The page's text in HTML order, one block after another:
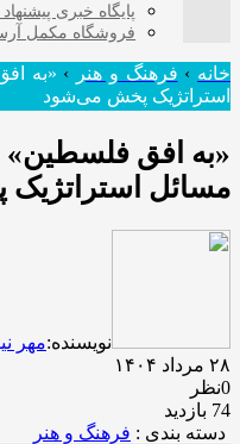
پایگاه خبری
فروشگاه مکمل
خانه › فرهنگ و هنر › «به
استراتژیک پخش می‌شود
«به افق فلسطین»
مسائل
نویسنده:مهر
۲۸ مرداد ۱۴۰۴
0نظر
74 بازدید
دسته بندی : فرهنگ و هنر